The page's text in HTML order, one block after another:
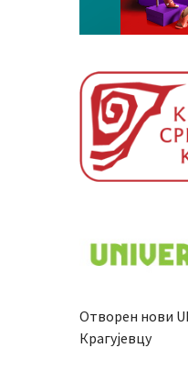
Отворен нови
Крагујевцу